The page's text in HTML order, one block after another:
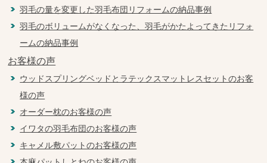
羽毛の量を変更した羽毛布団リフォームの納品事例
羽毛のボリュームがなくなった、羽毛がかたよってきたリフォ
ームの納品事例
お客様の声
ウッドスプリングベッドとラテックスマットレスセットのお客
様の声
オーダー枕のお客様の声
イワタの羽毛布団のお客様の声
キャメル敷パットのお客様の声